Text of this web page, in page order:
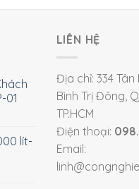
01
lít-
LIÊN HỆ
Địa chỉ: 334
Bình Trị Đông,
TP.HCM
Điện thoại:
Email: